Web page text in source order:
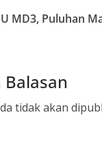
MD3, Puluhan
tidak akan